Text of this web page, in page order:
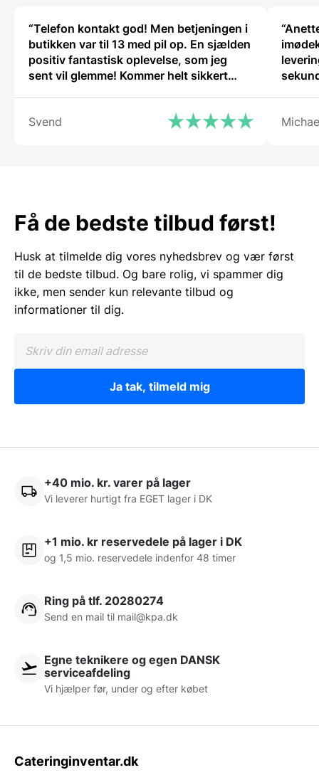
“Telefon kontakt god! Men betjeningen i
butikken var til 13 med pil op. En sjælden
positiv fantastisk oplevelse, som jeg
sent vil glemme! Kommer helt sikkert
Svend
Få de bedste tilbud først!
Husk at tilmelde dig vores nyhedsbrev og vær først
til de bedste tilbud. Og bare rolig, vi spammer dig
ikke, men sender kun relevante tilbud og
informationer til dig.
Ja tak, tilmeld mig
+40 mio. kr. varer på lager
Vi leverer hurtigt fra EGET lager i DK
+1 mio. kr reservedele på lager i DK
og 1,5 mio. reservedele indenfor 48 timer
Ring på tlf. 20280274
Send en mail til mail@kpa.dk
Egne teknikere og egen DANSK
serviceafdeling
Vi hjælper før, under og efter købet
Cateringinventar.dk